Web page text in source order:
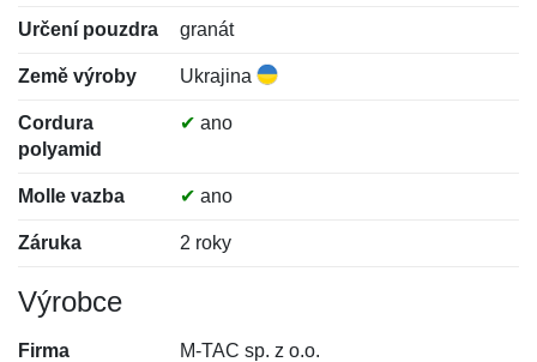
Určení pouzdra granát
Země výroby Ukrajina
Cordura
polyamid
✔ ano
Molle vazba ✔ ano
Záruka 2 roky
Výrobce
Firma M-TAC sp. z o.o.